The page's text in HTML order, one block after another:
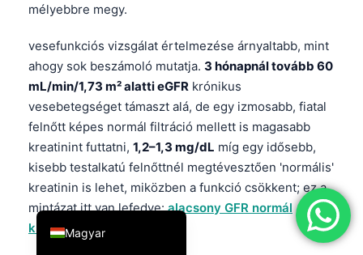
mélyebbre megy.
vesefunkciós vizsgálat értelmezése árnyaltabb, mint
ahogy sok beszámoló mutatja. 3 hónapnál tovább 60
mL/min/1,73 m² alatti eGFR krónikus
vesebetegséget támaszt alá, de egy izmosabb, fiatal
felnőtt képes normál filtráció mellett is magasabb
kreatinint futtatni, 1,2–1,3 mg/dL míg egy idősebb,
kisebb testalkatú felnőttnél megtévesztően 'normális'
kreatinin is lehet, miközben a funkció csökkent; ez a
mintázat itt van lefedve:alacsony GFR normál
kreatininnel.
Magyar
English
Deutsch
العربية
Français
עִבְרִית
Italiano
Español
Português